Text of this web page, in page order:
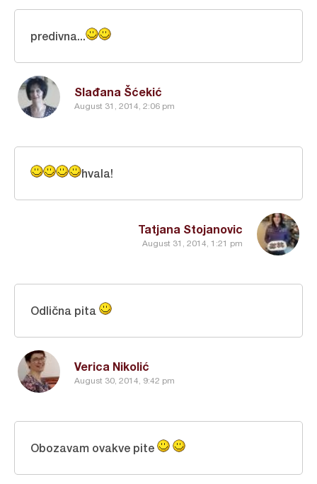
Slađana Šćekić
August 31, 2014, 2:06 pm
predivna...
Tatjana Stojanovic
August 31, 2014, 1:21 pm
hvala!
Verica Nikolić
August 30, 2014, 9:42 pm
Odlična pita
Obozavam ovakve pite